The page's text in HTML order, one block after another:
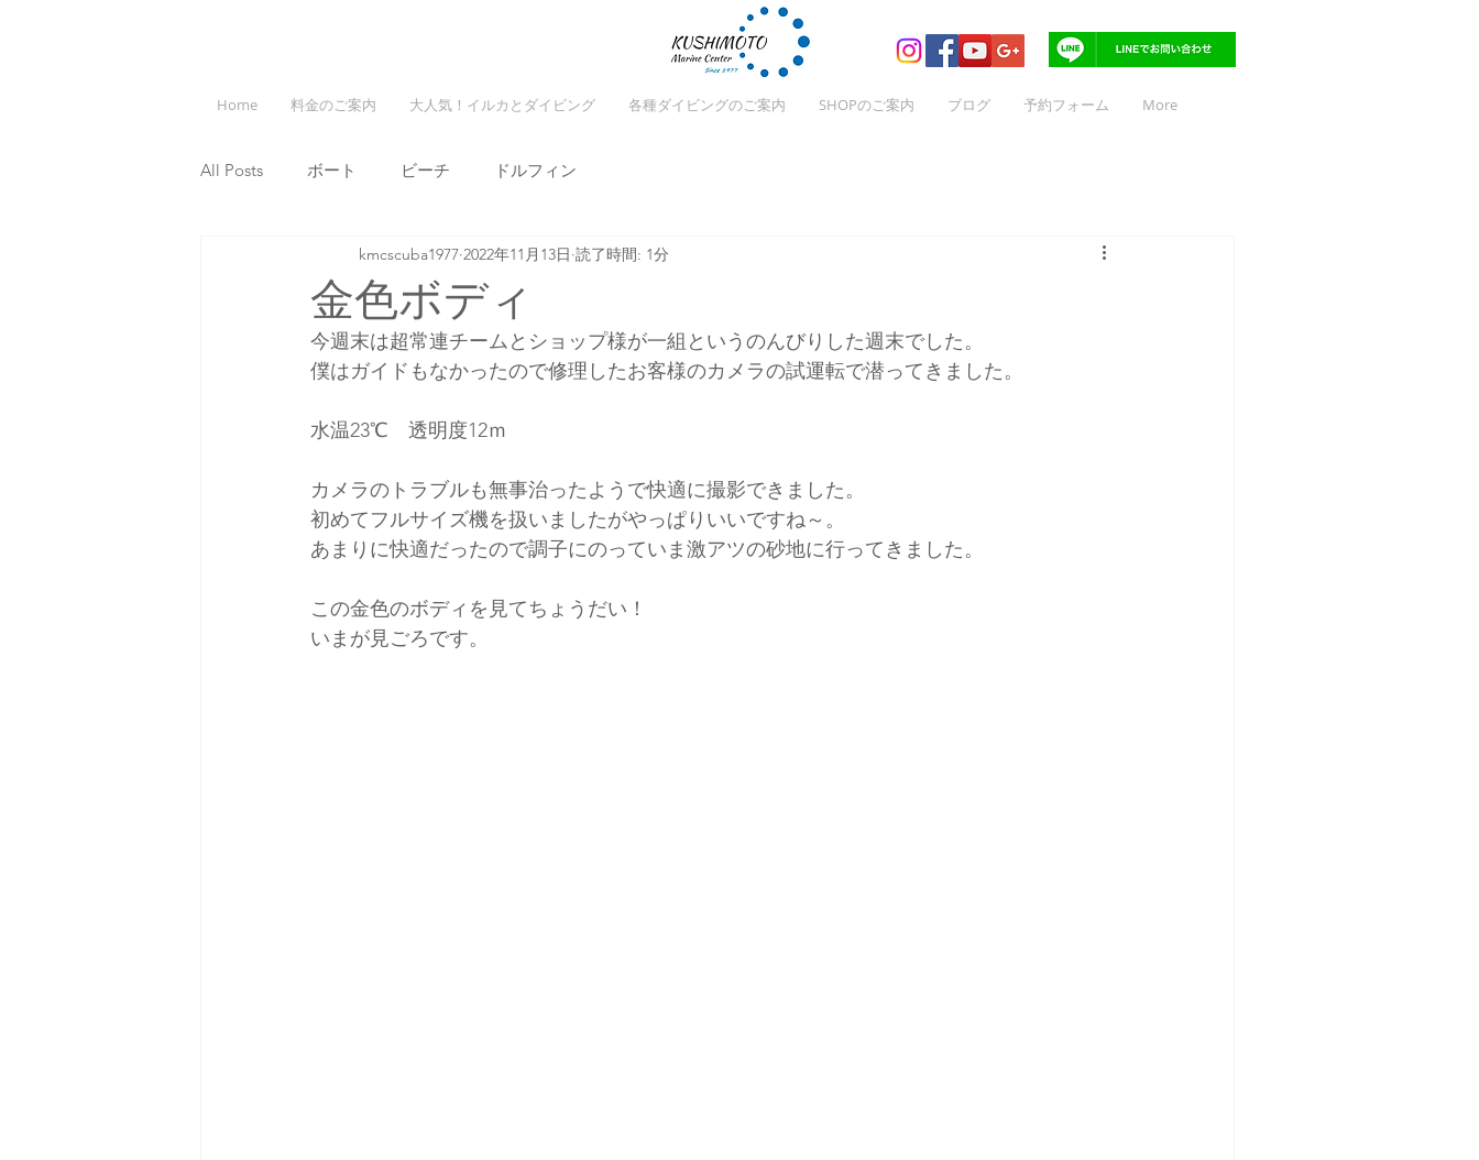
Home 料金のご案内 大人気！イルカとダイビング 各種ダイビングのご案内 SHOPのご案内 ブログ 予約フォーム More
All Posts ボート ビーチ ドルフィン
金色ボディ
kmcscuba1977 2022年11月13日 読了時間: 1分
今週末は超常連チームとショップ様が一組というのんびりした週末でした。
僕はガイドもなかったので修理したお客様のカメラの試運転で潜ってきました。
水温23℃　透明度12ｍ
カメラのトラブルも無事治ったようで快適に撮影できました。
初めてフルサイズ機を扱いましたがやっぱりいいですね～。
あまりに快適だったので調子にのっていま激アツの砂地に行ってきました。
この金色のボディを見てちょうだい！
いまが見ごろです。